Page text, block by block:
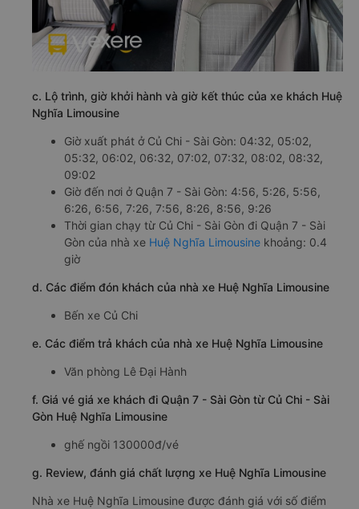
c. Lộ trình, giờ khởi hành và giờ kết thúc của xe khách Huệ
Nghĩa Limousine
Giờ xuất phát ở Củ Chi - Sài Gòn: 04:32, 05:02,
05:32, 06:02, 06:32, 07:02, 07:32, 08:02, 08:32,
09:02
Giờ đến nơi ở Quận 7 - Sài Gòn: 4:56, 5:26, 5:56,
6:26, 6:56, 7:26, 7:56, 8:26, 8:56, 9:26
Thời gian chạy từ Củ Chi - Sài Gòn đi Quận 7 - Sài
Gòn của nhà xe Huệ Nghĩa Limousine khoảng: 0.4
giờ
d. Các điểm đón khách của nhà xe Huệ Nghĩa Limousine
Bến xe Củ Chi
e. Các điểm trả khách của nhà xe Huệ Nghĩa Limousine
Văn phòng Lê Đại Hành
f. Giá vé giá xe khách đi Quận 7 - Sài Gòn từ Củ Chi - Sài
Gòn Huệ Nghĩa Limousine
ghế ngồi 130000đ/vé
g. Review, đánh giá chất lượng xe Huệ Nghĩa Limousine
Nhà xe Huệ Nghĩa Limousine được đánh giá với số điểm